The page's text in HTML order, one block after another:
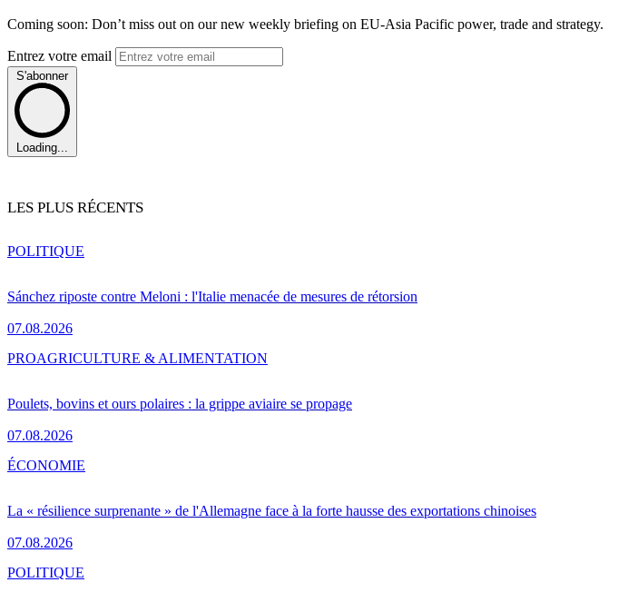
Coming soon: Don’t miss out on our new weekly briefing on EU-Asia Pacific power, trade and strategy.
Entrez votre email
S'abonner
Loading...
LES PLUS RÉCENTS
Sánchez riposte contre Meloni : l'Italie menacée de mesures de rétorsion
07.08.2026
POLITIQUE
Poulets, bovins et ours polaires : la grippe aviaire se propage
07.08.2026
PROAGRICULTURE & ALIMENTATION
La « résilience surprenante » de l'Allemagne face à la forte hausse des exportations chinoises
07.08.2026
ÉCONOMIE
POLITIQUE